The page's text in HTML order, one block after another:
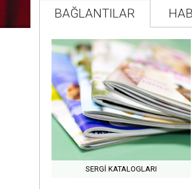
BAĞLANTILAR
SERGI KATALOGLARI